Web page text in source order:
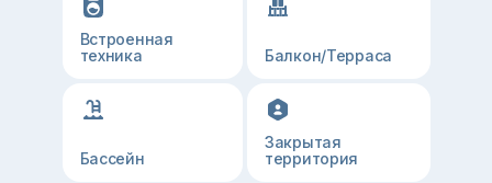
Встроенная
техника
Балкон/Терраса
Бассейн
Закрытая
территория